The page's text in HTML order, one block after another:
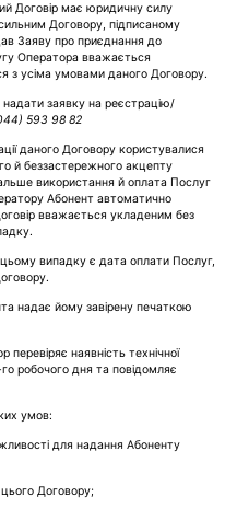
Договір має юридичну силу
Договору, підписаному
Заяву про приєднання до
Оператора вважається
з усіма умовами даного Договору.
заявку на реєстрацію/
593 98 82
даного Договору користувалися
й беззастережного акцепту
використання й оплата Послуг
Абонент автоматично
вважається укладеним без
випадку є дата оплати Послуг,
надає йому завірену печаткою
наявність технічної
робочого дня та повідомляє
умов:
для надання Абоненту
Договору;